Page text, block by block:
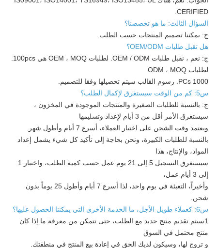
CERIFIED.
السؤال الثالث: ما هو تخصصنا؟
ج: يمكننا تصميم المنتجات حسب الطلب.
هل تقبل طلبات OEM/ODM؟
ج: نعم ، نقبل طلبات OEM / ODM. لطلبات OEM ، MOQ هي 100pcs.
لطلبات ODM ، MOQ
1000 PCs. رسوم القالب سيتم تحصيلها وفقا للتصميم.
س5: كم من الوقت سيستغرق لإكمال الطلب؟
ج: بالنسبة للطلبات الصغيرة والمنتجات الموجودة في المخزون ،
سيستغرق الأمر أقل من 3 أيام لإعداد وتسليمها
ويعتمد وقت الشحن على اختيار العملاء، أسرع 7 أيام وأطول شهر.
بالنسبة للطلبات الكبيرة، ونحن بحاجة إلى تأكيد كل شيء يشمل إعداد
المواد، والإنتاج، هذا
سيستغرق التسجيل 5 إلى 21 يوم عمل حسب كمية الطلب، واختبار 1
إلى 3 أيام عمل،
وأخيراً، التعبئة في يوم واحد، لذا أسرع 7 أيام وأطول 25 يوماً بدون
شحن.
س6: كعملاء طويل الأجل، ما الخدمة الأخرى التي يمكننا الحصول عليها؟
1سيتم تقديم منتج جديد مع الطلب، حتى تتمكن من معرفة ما إذا كان
منتج محتمل في السوق
و تروج لها، وسيكون لديك الحق في إعادة بيع المنتج في منطقتك.